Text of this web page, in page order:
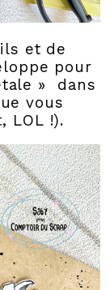
et de
pour
» dans
vous
LOL !).